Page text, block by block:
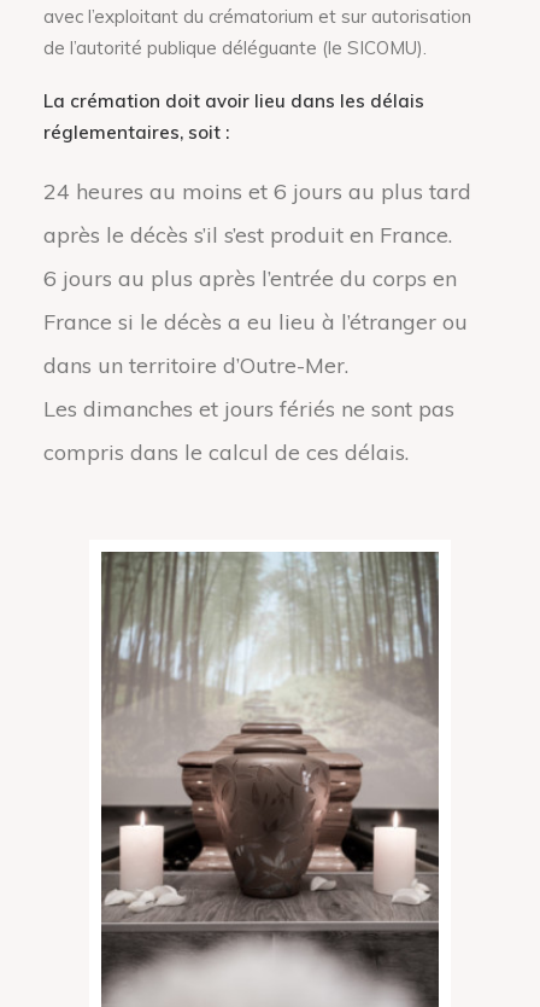
avec l’exploitant du crématorium et sur autorisation
de l’autorité publique déléguante (le SICOMU).
La crémation doit avoir lieu dans les délais
réglementaires, soit :
24 heures au moins et 6 jours au plus tard
après le décès s’il s’est produit en France.
6 jours au plus après l’entrée du corps en
France si le décès a eu lieu à l’étranger ou
dans un territoire d’Outre-Mer.
Les dimanches et jours fériés ne sont pas
compris dans le calcul de ces délais.